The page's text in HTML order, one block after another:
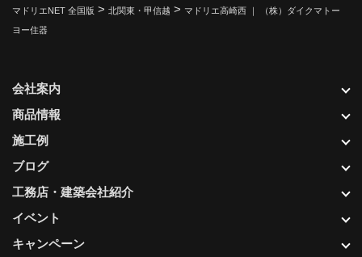
マドリエNET 全国版 > 北関東・甲信越 > マドリエ高崎西 ｜ （株）ダイクマトー
ヨー住器
会社案内
商品情報
施工例
ブログ
工務店・建築会社紹介
イベント
キャンペーン